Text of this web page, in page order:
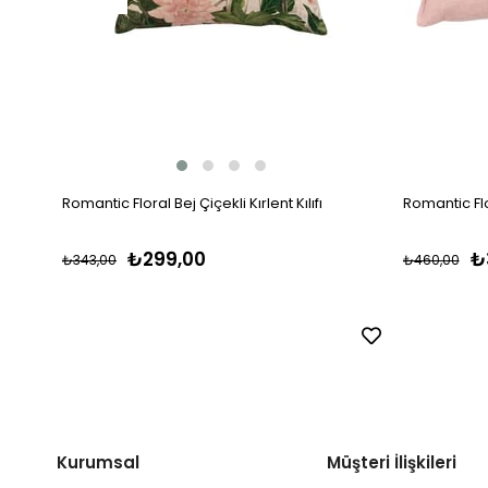
Romantic Floral Bej Çiçekli Kırlent Kılıfı
₺299,00
₺343,00
Romantic
₺460,00
Kurumsal Müşteri İlişkileri